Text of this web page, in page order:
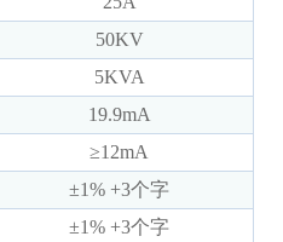
50KV
5KVA
19.9mA
≥12mA
±1% +3个字
±1% +3个字